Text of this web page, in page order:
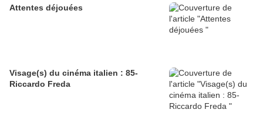
Attentes déjouées
Visage(s) du cinéma italien : 85-
Riccardo Freda